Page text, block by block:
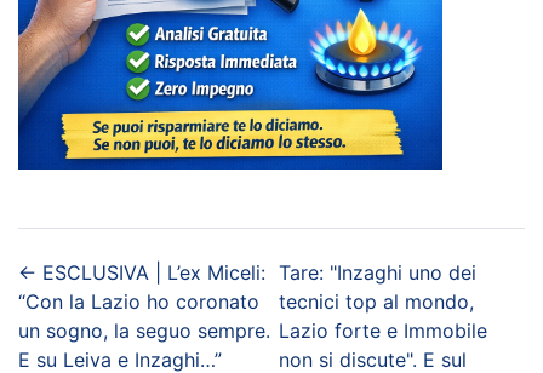
← ESCLUSIVA | L’ex Miceli:
“Con la Lazio ho coronato
un sogno, la seguo sempre.
E su Leiva e Inzaghi…”
Tare: "Inzaghi uno dei
tecnici top al mondo,
Lazio forte e Immobile
non si discute". E sul